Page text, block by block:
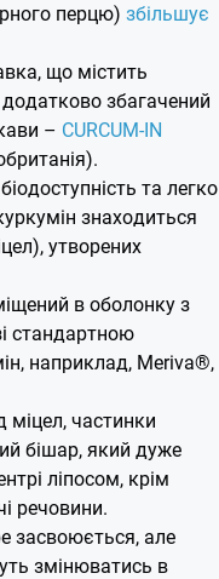
перцю) збільшує
що містить
збагачений
– CURCUM-IN
та легко
знаходиться
утворених
в оболонку з
стандартною
наприклад, Meriva®,
міцел, частинки
бішар, який дуже
ліпосом, крім
речовини.
засвоюється, але
змінюватись в